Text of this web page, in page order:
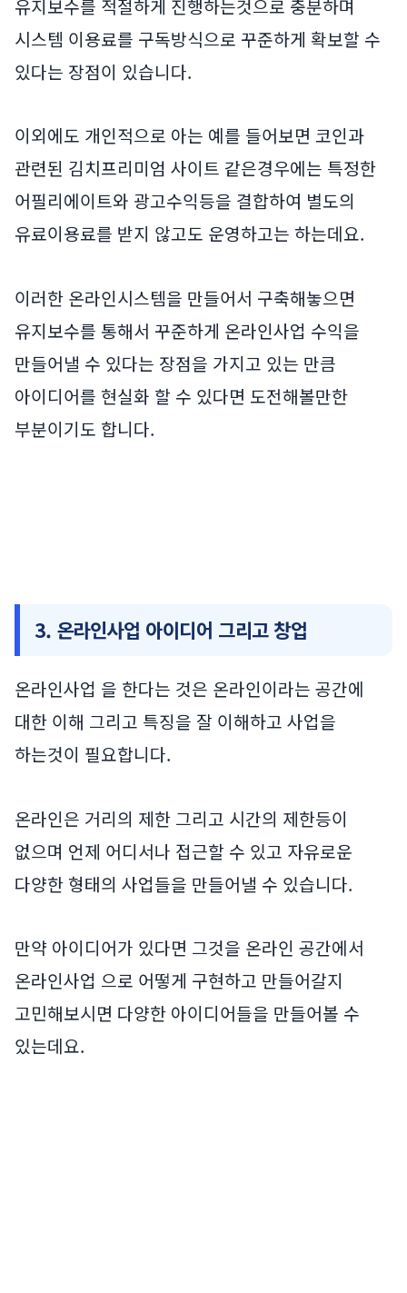
유지보수를 적절하게 진행하는것으로 충분하며
시스템 이용료를 구독방식으로 꾸준하게 확보할 수
있다는 장점이 있습니다.
이외에도 개인적으로 아는 예를 들어보면 코인과
관련된 김치프리미엄 사이트 같은경우에는 특정한
어필리에이트와 광고수익등을 결합하여 별도의
유료이용료를 받지 않고도 운영하고는 하는데요.
이러한 온라인시스템을 만들어서 구축해놓으면
유지보수를 통해서 꾸준하게 온라인사업 수익을
만들어낼 수 있다는 장점을 가지고 있는 만큼
아이디어를 현실화 할 수 있다면 도전해볼만한
부분이기도 합니다.
3. 온라인사업 아이디어 그리고 창업
온라인사업 을 한다는 것은 온라인이라는 공간에
대한 이해 그리고 특징을 잘 이해하고 사업을
하는것이 필요합니다.
온라인은 거리의 제한 그리고 시간의 제한등이
없으며 언제 어디서나 접근할 수 있고 자유로운
다양한 형태의 사업들을 만들어낼 수 있습니다.
만약 아이디어가 있다면 그것을 온라인 공간에서
온라인사업 으로 어떻게 구현하고 만들어갈지
고민해보시면 다양한 아이디어들을 만들어볼 수
있는데요.